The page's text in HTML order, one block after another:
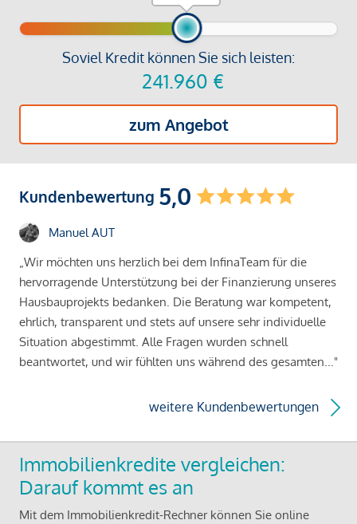
Soviel Kredit können Sie sich leisten:
241.960 €
zum Angebot
Kundenbewertung 5,0
Manuel AUT
„Wir möchten uns herzlich bei dem InfinaTeam für die
hervorragende Unterstützung bei der Finanzierung unseres
Hausbauprojekts bedanken. Die Beratung war kompetent,
ehrlich, transparent und stets auf unsere sehr individuelle
Situation abgestimmt. Alle Fragen wurden schnell
beantwortet, und wir fühlten uns während des gesamten..."
weitere Kundenbewertungen
Immobilienkredite vergleichen:
Darauf kommt es an
Mit dem Immobilienkredit-Rechner können Sie online